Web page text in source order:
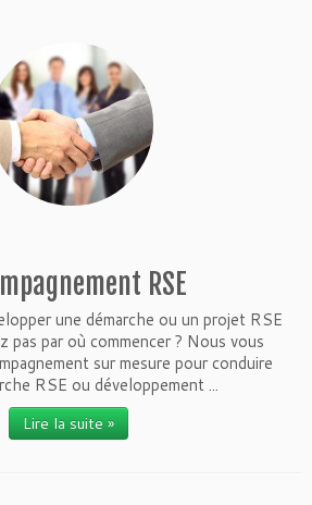
RSE
une démarche ou un projet RSE
pas par où commencer ? Nous vous
sur mesure pour conduire
RSE ou développement ...
Lire la suite »